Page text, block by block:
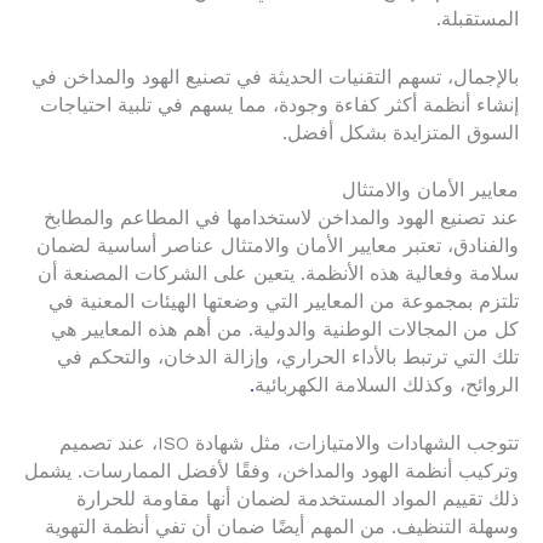
المستقبلة.
بالإجمال، تسهم التقنيات الحديثة في تصنيع الهود والمداخن في
إنشاء أنظمة أكثر كفاءة وجودة، مما يسهم في تلبية احتياجات
السوق المتزايدة بشكل أفضل.
معايير الأمان والامتثال
عند تصنيع الهود والمداخن لاستخدامها في المطاعم والمطابخ
والفنادق، تعتبر معايير الأمان والامتثال عناصر أساسية لضمان
سلامة وفعالية هذه الأنظمة. يتعين على الشركات المصنعة أن
تلتزم بمجموعة من المعايير التي وضعتها الهيئات المعنية في
كل من المجالات الوطنية والدولية. من أهم هذه المعايير هي
تلك التي ترتبط بالأداء الحراري، وإزالة الدخان، والتحكم في
الروائح، وكذلك السلامة الكهربائية.
تتوجب الشهادات والامتيازات، مثل شهادة ISO، عند تصميم
وتركيب أنظمة الهود والمداخن، وفقًا لأفضل الممارسات. يشمل
ذلك تقييم المواد المستخدمة لضمان أنها مقاومة للحرارة
وسهلة التنظيف. من المهم أيضًا ضمان أن تفي أنظمة التهوية